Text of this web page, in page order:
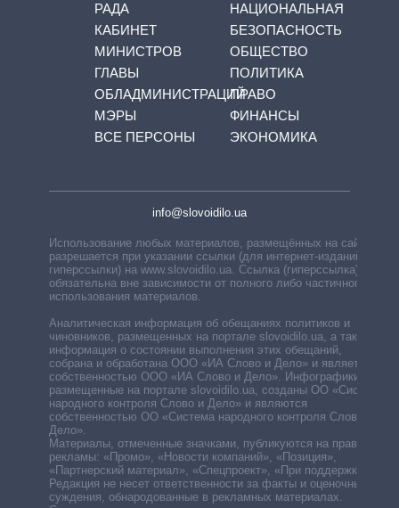
РАДА
КАБИНЕТ
МИНИСТРОВ
ГЛАВЫ
ОБЛАДМИНИСТРАЦИЙ
МЭРЫ
ВСЕ ПЕРСОНЫ
НАЦИОНАЛЬНАЯ
БЕЗОПАСНОСТЬ
ОБЩЕСТВО
ПОЛИТИКА
ПРАВО
ФИНАНСЫ
ЭКОНОМИКА
info@slovoidilo.ua
Использование любых материалов, размещённых на сайте,
разрешается при указании ссылки (для интернет-изданий —
гиперссылки) на www.slovoidilo.ua. Ссылка (гиперссылка)
обязательна вне зависимости от полного либо частичного
использования материалов.
Аналитическая информация об обещаниях политиков и
чиновников, размещенных на портале slovoidilo.ua, а также
информация о состоянии выполнения этих обещаний,
собрана и обработана ООО «ИА Слово и Дело» и является
собственностью ООО «ИА Слово и Дело». Инфографики,
размещенные на портале slovoidilo.ua, созданы ОО «Система
народного контроля Слово и Дело» и являются
собственностью ОО «Система народного контроля Слово и
Дело».
Материалы, отмеченные значками, публикуются на правах
рекламы: «Промо», «Новости компаний», «Позиция»,
«Партнерский материал», «Спецпроект», «При поддержке».
Редакция не несет ответственности за факты и оценочные
суждения, обнародованные в рекламных материалах.